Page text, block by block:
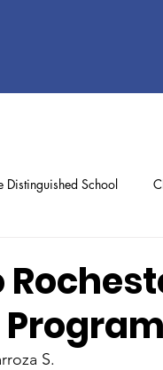
Distinguished School
S.